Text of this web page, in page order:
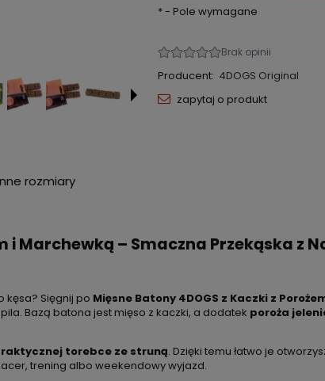
*- Pole wymagane
Producent: 4DOGS Original
zapytaj o produkt
rozmiary
i Marchewką – Smaczna Przekąska
kęsa? Sięgnij po Mięsne Batony 4DOGS z Kaczki z
Bazą batona jest mięso z kaczki, a dodatek poroża
torebce ze struną. Dzięki temu łatwo je
trening albo weekendowy wyjazd.